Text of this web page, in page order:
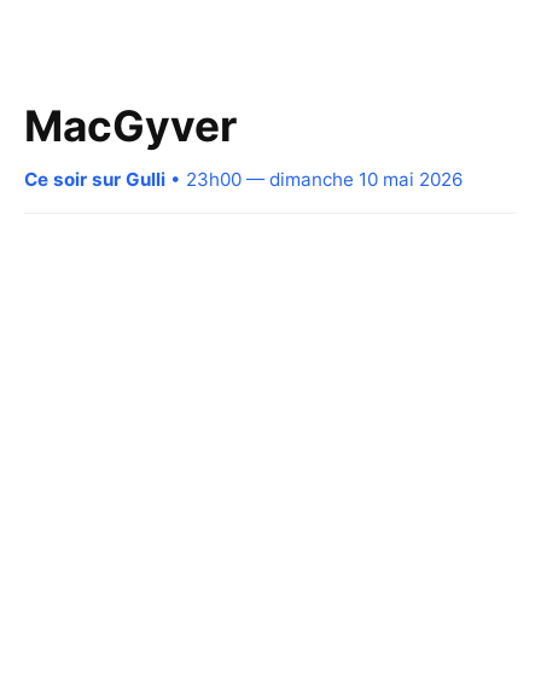
MacGyver
Ce soir sur Gulli • 23h00 — dimanche 10 mai 2026